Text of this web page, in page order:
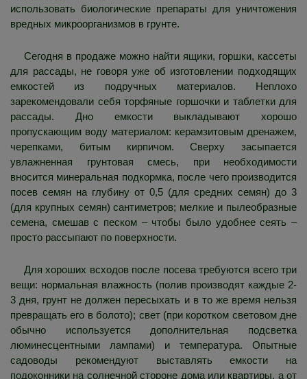
использовать биологические препараты для уничтожения
вредных микроорганизмов в грунте.
Сегодня в продаже можно найти ящики, горшки, кассеты
для рассады, не говоря уже об изготовлении подходящих
емкостей из подручных материалов. Неплохо
зарекомендовали себя торфяные горшочки и таблетки для
рассады. Дно емкости выкладывают хорошо
пропускающим воду материалом: керамзитовым дренажем,
черепками, битым кирпичом. Сверху засыпается
увлажненная грунтовая смесь, при необходимости
вносится минеральная подкормка, после чего производится
посев семян на глубину от 0,5 (для средних семян) до 3
(для крупных семян) сантиметров; мелкие и пылеобразные
семена, смешав с песком – чтобы было удобнее сеять –
просто рассыпают по поверхности.
Для хороших всходов после посева требуются всего три
вещи: нормальная влажность (полив производят каждые 2-
3 дня, грунт не должен пересыхать и в то же время нельзя
превращать его в болото); свет (при коротком световом дне
обычно используется дополнительная подсветка
люминесцентными лампами) и температура. Опытные
садоводы рекомендуют выставлять емкости на
подоконники на солнечной стороне дома или квартиры, а от